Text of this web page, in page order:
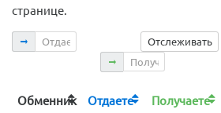
странице.
Отслеживать
Отдаете
Получаете
Обменник Отдаете Получаете